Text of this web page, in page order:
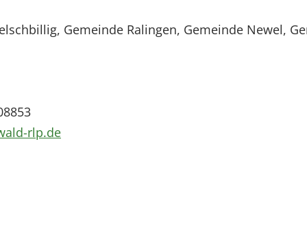
Gemeinde Ralingen, Gemeinde Newel,
rlp.de